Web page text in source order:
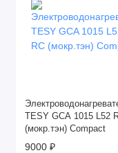
TESY GCA 1015 L52
(мокр.тэн) Compact
9000 ₽